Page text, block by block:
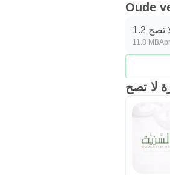
1.2
11.8 MB